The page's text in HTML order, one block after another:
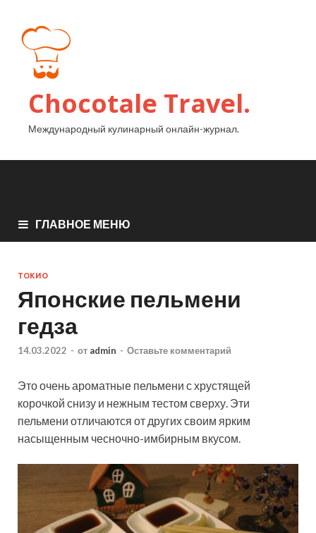
Chocotale Travel.
Международный кулинарный онлайн-журнал.
ГЛАВНОЕ МЕНЮ
ТОКИО
Японские пельмени
гедза
14.03.2022 - от admin - Оставьте комментарий
Это очень ароматные пельмени с хрустящей
корочкой снизу и нежным тестом сверху. Эти
пельмени отличаются от других своим ярким
насыщенным чесночно-имбирным вкусом.